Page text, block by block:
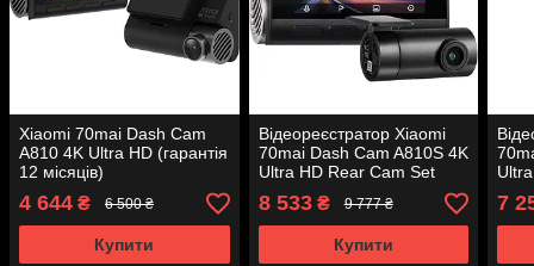
Xiaomi 70mai Dash Cam
A810 4K Ultra HD (гарантія
12 місяців)
4 644 ₴ 6 500 ₴
Купити
Відеореєстратор Xiaomi
70mai Dash Cam A810S 4K
Ultra HD Rear Cam Set
(гарантія 12 місяців)
8 533₴ 9 777 ₴
Купити
7